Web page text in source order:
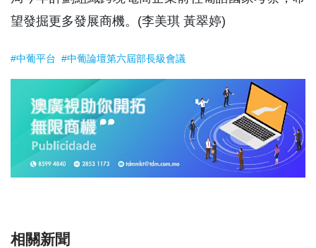
望發掘更多發展商機。(李美琪 黃翠婷)
#中葡平台 #中葡論壇第六屆部長級會議
相關新聞